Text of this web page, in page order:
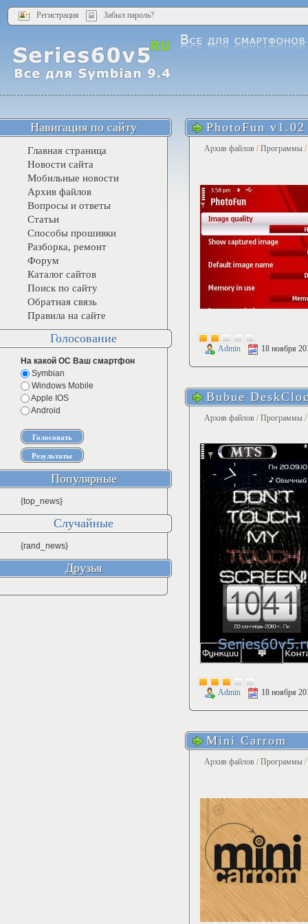
Регистрация Забыл пароль?
PhotoFun v1.02
Архив файлов /Программы /
Admin 18 ноября
Bubue
Архив файлов /Программы /
Admin 18 ноября
Mini Carrom
Архив файлов /Программы /
Навигация по сайту
Главная страница
Новости сайта
Мобильные новости
Архив файлов
Вопросы и ответы
Статьи
Способы прошивки
Разборка, ремонт
Форум
Каталог сайтов
Поиск по сайту
Обратная связь
Правила на сайте
Голосование
На какой ОС Ваш смартфон
Symbian
Windows Mobile
Apple IOS
Android
Популярные
{top_news}
Случайные
{rand_news}
Друзья